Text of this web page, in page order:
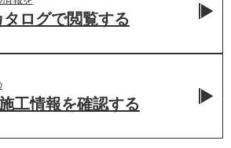
ログで閲覧する
工情報を確認する